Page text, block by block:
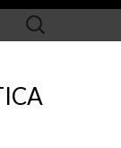
Search
for: